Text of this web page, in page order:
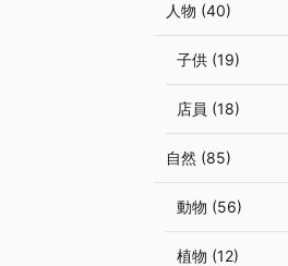
人物 (40)
子供 (19)
店員 (18)
自然 (85)
動物 (56)
植物 (12)